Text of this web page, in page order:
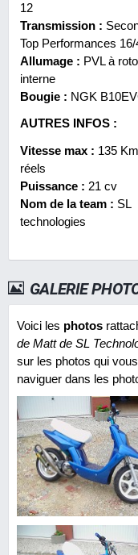
12
Transmission :
Top Performances 16/
Allumage : PVL à
interne
Bougie : NGK
AUTRES INFOS :
Vitesse max : 135
réels
Puissance : 21 cv
Nom de la team : SL
technologies
GALERIE
Voici les photos
de Matt de SL
sur les photos qui
naviguer dans les